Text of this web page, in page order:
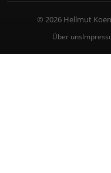
© 2026 Hellmut
Über uns